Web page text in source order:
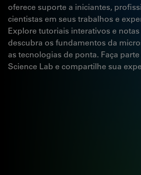
oferece suporte a iniciantes,
cientistas em seus trabalhos e
Explore tutoriais interativos e
descubra os fundamentos da
as tecnologias de ponta. Faça
Science Lab e compartilhe sua